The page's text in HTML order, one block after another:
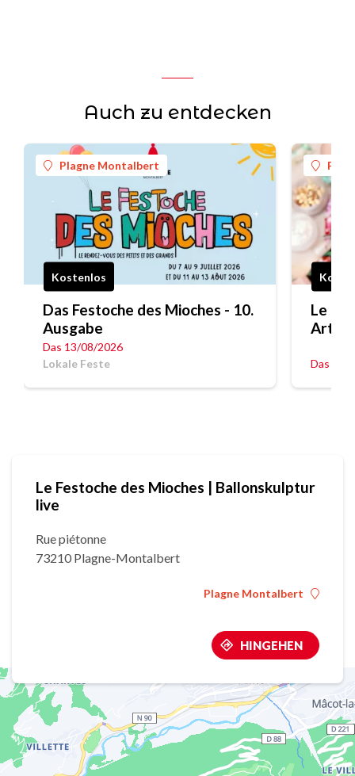
Auch zu entdecken
Plagne Montalbert
Kostenlos
Das Festoche des Mioches - 10.
Ausgabe
Das 13/08/2026
Lokale Feste
Le
Art
Das 12/
Le Festoche des Mioches | Ballonskulptur
live
Rue piétonne
73210 Plagne-Montalbert
Plagne Montalbert
HINGEHEN